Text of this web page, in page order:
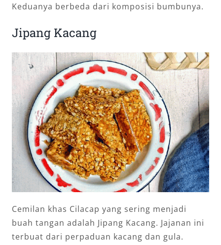
Keduanya berbeda dari komposisi bumbunya.
Jipang Kacang
Cemilan khas Cilacap yang sering menjadi
buah tangan adalah Jipang Kacang. Jajanan ini
terbuat dari perpaduan kacang dan gula.